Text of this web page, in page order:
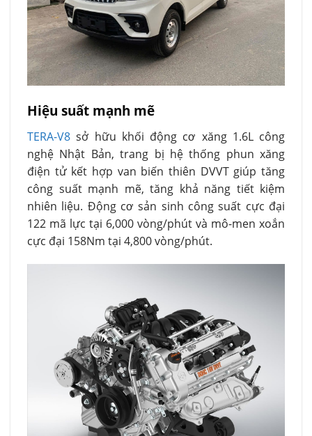
Hiệu suất mạnh mẽ
TERA-V8 sở hữu khối động cơ xăng 1.6L công
nghệ Nhật Bản, trang bị hệ thống phun xăng
điện tử kết hợp van biến thiên DVVT giúp tăng
công suất mạnh mẽ, tăng khả năng tiết kiệm
nhiên liệu. Động cơ sản sinh công suất cực đại
122 mã lực tại 6,000 vòng/phút và mô-men xoắn
cực đại 158Nm tại 4,800 vòng/phút.